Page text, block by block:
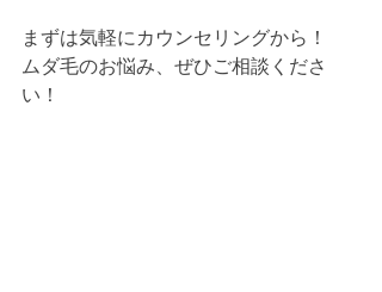
まずは気軽にカウンセリングから！
ムダ毛のお悩み、ぜひご相談くださ
い！